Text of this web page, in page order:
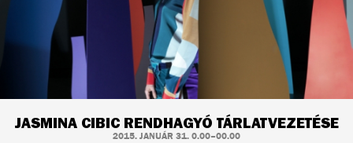
JASMINA CIBIC RENDHAGYÓ TÁRLATVEZETÉSE
2015. JANUÁR 31. 0.00–00.00